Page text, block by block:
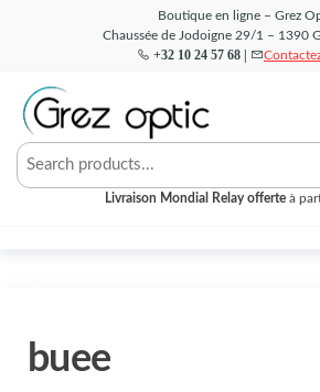
Boutique en ligne – Grez
Chaussée de Jodoigne 29/1 – 1390
+32 10 24 57 68 |
Grez
Optic –
Votre
Opticien
en ligne
Livraison Mondial Relay offerteà
buee